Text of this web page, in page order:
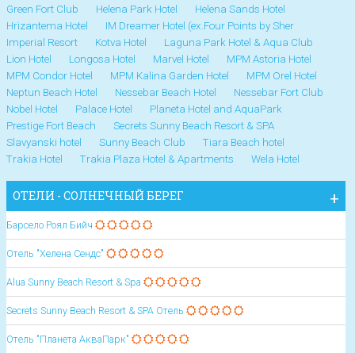
Green Fort Club
Helena Park Hotel
Helena Sands Hotel
Hrizantema Hotel
IM Dreamer Hotel (ex.Four Points by Sher
Imperial Resort
Kotva Hotel
Laguna Park Hotel & Aqua Club
Lion Hotel
Longosa Hotel Marvel Hotel
MPM Astoria Hotel
MPM Condor Hotel
MPM Kalina Garden Hotel
MPM Orel Hotel
Neptun Beach Hotel
Nessebar Beach Hotel
Nessebar Fort Club
Nobel Hotel
Palace Hotel
Planeta Hotel and AquaPark
Prestige Fort Beach
Secrets Sunny Beach Resort & SPA
Slavyanski hotel
Sunny Beach Club
Tiara Beach hotel
Trakia Hotel
Trakia Plaza Hotel & Apartments Wela Hotel
ОТЕЛИ - СОЛНЕЧНЫЙ БЕРЕГ
Барсело Роял Бийч
Отель "Хелена Сендс"
Alua Sunny Beach Resort & Spa
Secrets Sunny Beach Resort & SPA Отель
Отель "Планета АкваПарк"